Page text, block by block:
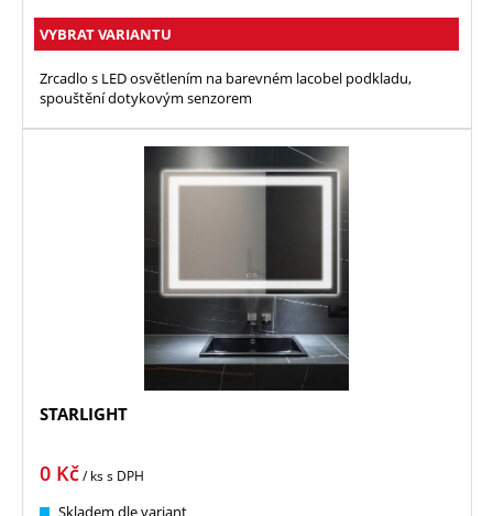
VYBRAT VARIANTU
Zrcadlo s LED osvětlením na barevném lacobel podkladu,
spouštění dotykovým senzorem
STARLIGHT
0 Kč/ kss DPH
Skladem dle variant